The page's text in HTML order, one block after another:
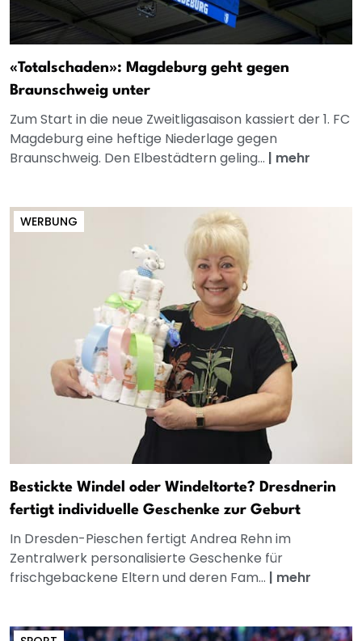
«Totalschaden»: Magdeburg geht gegen
Braunschweig unter
Zum Start in die neue Zweitligasaison kassiert der 1. FC
Magdeburg eine heftige Niederlage gegen
Braunschweig. Den Elbestädtern geling... | mehr
WERBUNG
Bestickte Windel oder Windeltorte? Dresdnerin
fertigt individuelle Geschenke zur Geburt
In Dresden-Pieschen fertigt Andrea Rehn im
Zentralwerk personalisierte Geschenke für
frischgebackene Eltern und deren Fam... | mehr